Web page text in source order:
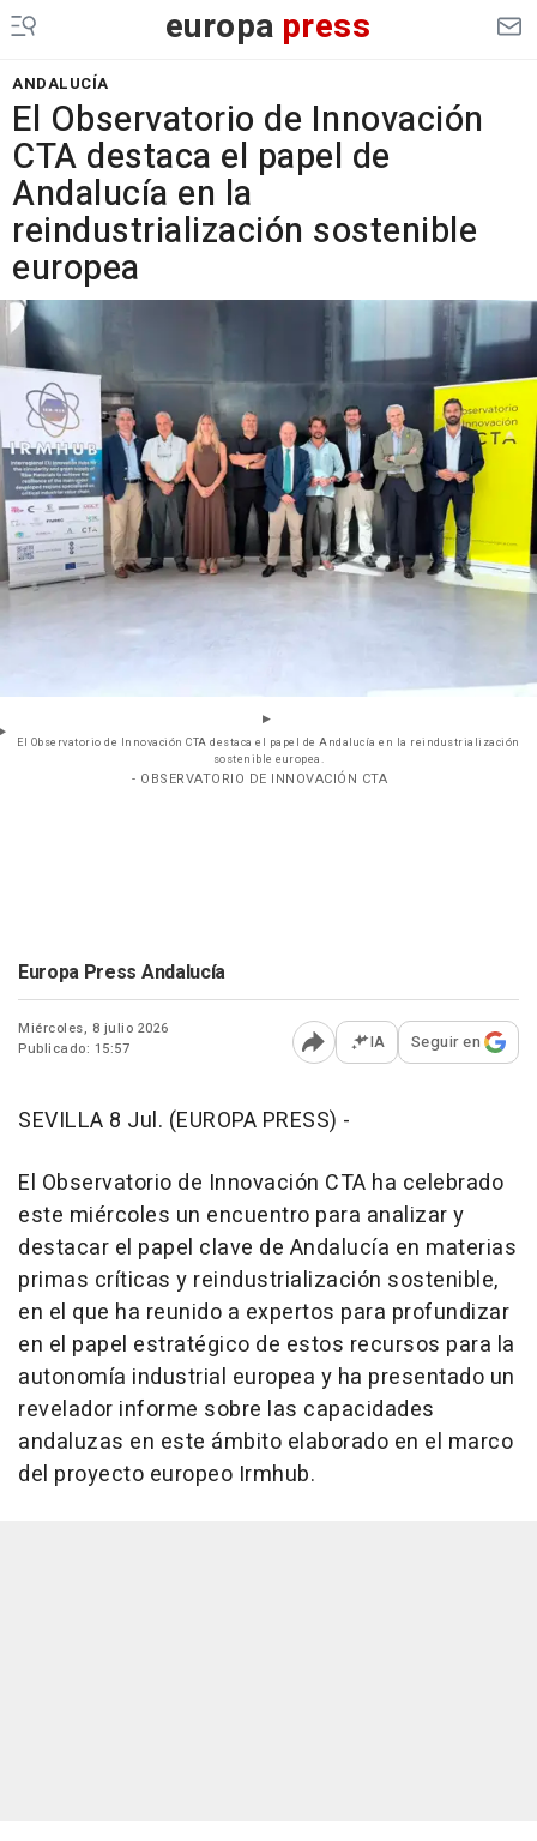
europa press
ANDALUCÍA
El Observatorio de Innovación
CTA destaca el papel de
Andalucía en la
reindustrialización sostenible
europea
El Observatorio de Innovación CTA destaca el papel de Andalucía en la reindustrialización
sostenible europea.
- OBSERVATORIO DE INNOVACIÓN CTA
Europa Press Andalucía
Miércoles, 8 julio 2026
Publicado: 15:57
Abrir opciones para
IA Seguir en
SEVILLA 8 Jul. (EUROPA PRESS) -
El Observatorio de Innovación CTA ha celebrado
este miércoles un encuentro para analizar y
destacar el papel clave de Andalucía en materias
primas críticas y reindustrialización sostenible,
en el que ha reunido a expertos para profundizar
en el papel estratégico de estos recursos para la
autonomía industrial europea y ha presentado un
revelador informe sobre las capacidades
andaluzas en este ámbito elaborado en el marco
del proyecto europeo Irmhub.